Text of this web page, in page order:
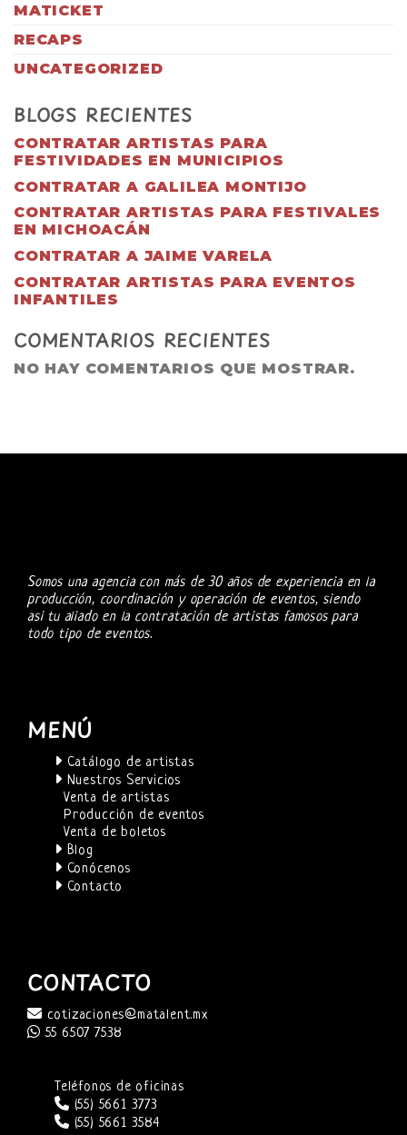
MATICKET
RECAPS
UNCATEGORIZED
BLOGS RECIENTES
CONTRATAR ARTISTAS PARA
FESTIVIDADES EN MUNICIPIOS
CONTRATAR A GALILEA MONTIJO
CONTRATAR ARTISTAS PARA FESTIVALES
EN MICHOACÁN
CONTRATAR A JAIME VARELA
CONTRATAR ARTISTAS PARA EVENTOS
INFANTILES
COMENTARIOS RECIENTES
NO HAY COMENTARIOS QUE MOSTRAR.
Somos una agencia con más de 30 años de experiencia en la
producción, coordinación y operación de eventos, siendo
asi tu aliado en la contratación de artistas famosos para
todo tipo de eventos.
MENÚ
Catálogo de artistas
Nuestros Servicios
Venta de artistas
Producción de eventos
Venta de boletos
Blog
Conócenos
Contacto
CONTACTO
cotizaciones@matalent.mx
55 6507 7538
Teléfonos de oficinas
(55) 5661 3773
(55) 5661 3584